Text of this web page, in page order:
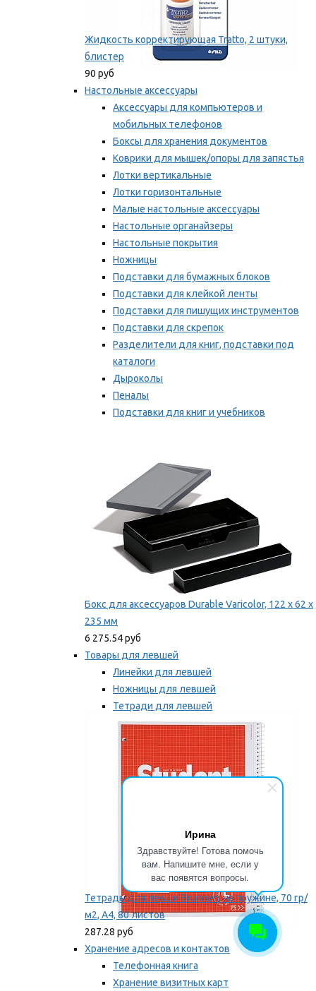
Ирина
Здравствуйте! Готова помочь
вам. Напишите мне, если у
вас появятся вопросы.
Жидкость корректирующая Tratto, 2 штуки,
блистер
90 руб
Настольные аксессуары
Аксессуары для компьютеров и
мобильных телефонов
Боксы для хранения документов
Коврики для мышек/опоры для запястья
Лотки вертикальные
Лотки горизонтальные
Малые настольные аксессуары
Настольные органайзеры
Настольные покрытия
Ножницы
Подставки для бумажных блоков
Подставки для клейкой ленты
Подставки для пишущих инструментов
Подставки для скрепок
Разделители для книг, подставки под
каталоги
Дыроколы
Пеналы
Подставки для книг и учебников
Бокс для аксессуаров Durable Varicolor, 122 x 62 x
235 мм
6 275.54 руб
Товары для левшей
Линейки для левшей
Ножницы для левшей
Тетради для левшей
Точилки для левшей
Мы рекомендуем
Тетрадь для левши Brunnen, на пружине, 70 гр/
м2, А4, 80 листов
287.28 руб
Хранение адресов и контактов
Телефонная книга
Хранение визитных карт